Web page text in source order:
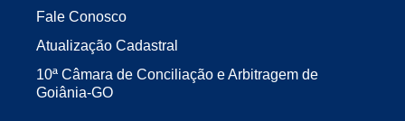
Fale Conosco
Atualização Cadastral
10ª Câmara de Conciliação e Arbitragem de
Goiânia-GO